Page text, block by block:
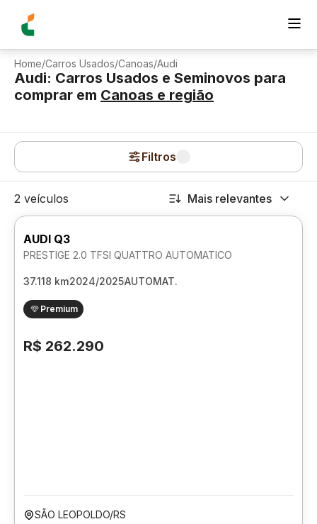
Home/Carros Usados/Canoas/Audi
Audi: Carros Usados e Seminovos para
comprar em Canoas e região
Filtros
2 veículos Mais relevantes
AUDI Q3
PRESTIGE 2.0 TFSI QUATTRO AUTOMATICO
37.118 km2024/2025AUTOMAT.
Premium
R$ 262.290
SÃO LEOPOLDO/RS